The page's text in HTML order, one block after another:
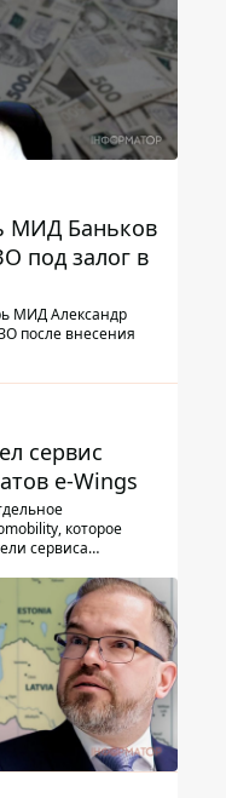
МИД Баньков
под залог в
МИД Александр
после внесения
сервис
e-Wings
которое
сервиса